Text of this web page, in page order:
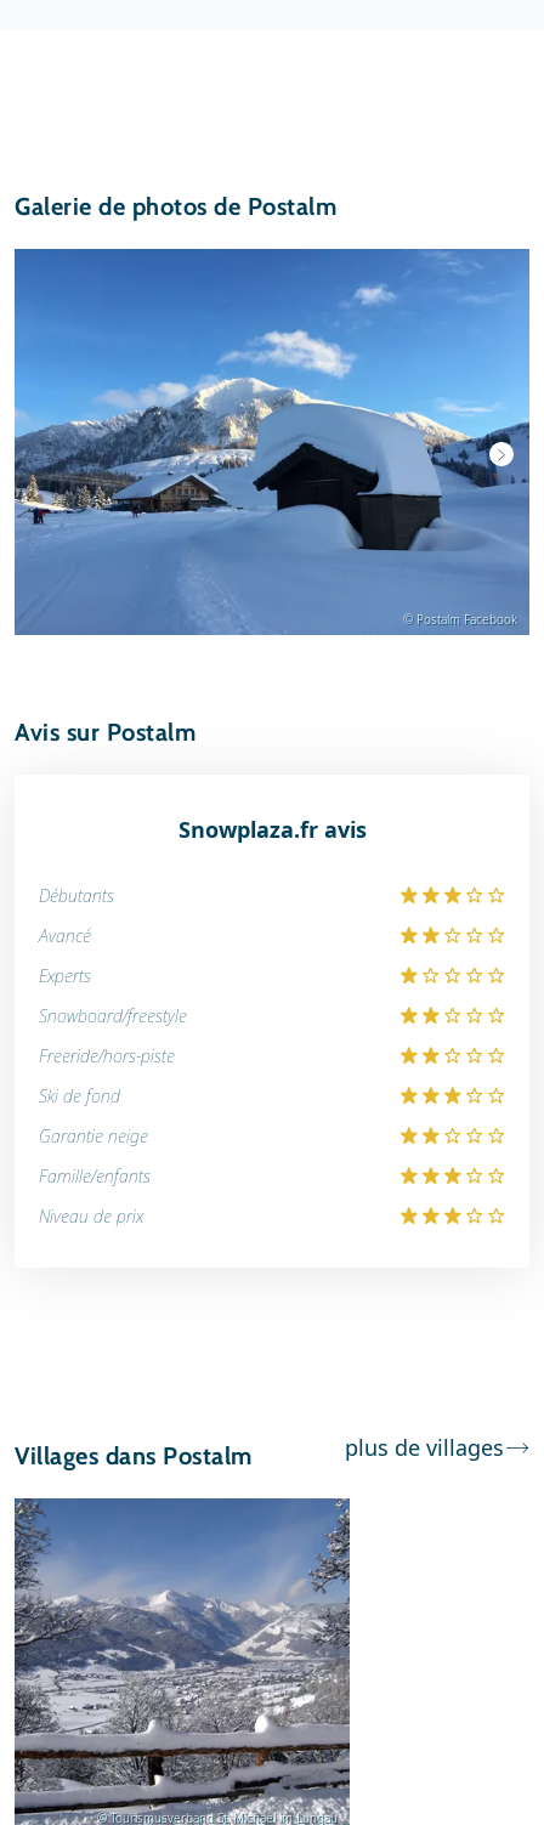
Galerie de photos de Postalm
© Postalm Facebook
Avis sur Postalm
Snowplaza.fr avis
Débutants
Avancé
Experts
Snowboard/freestyle
Freeride/hors-piste
Ski de fond
Garantie neige
Famille/enfants
Niveau de prix
Villages dans Postalm plus de villages
© Tourismusverband St. Michael im Lungau